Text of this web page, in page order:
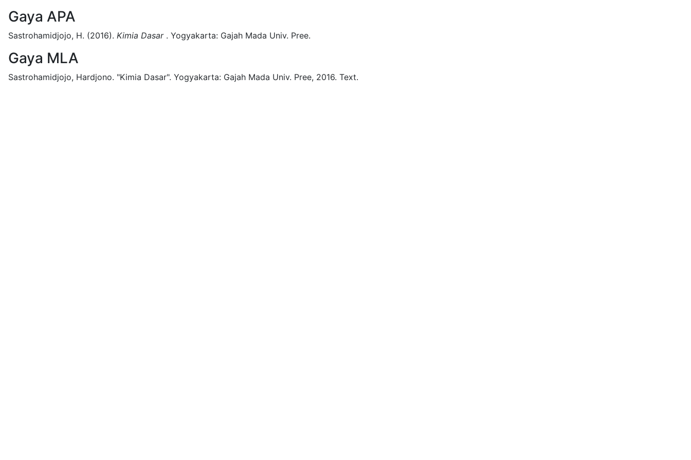
Gaya APA
Sastrohamidjojo, H. (2016). Kimia Dasar. Yogyakarta: Gajah Mada Univ. Pree.
Gaya MLA
Sastrohamidjojo, Hardjono. "Kimia Dasar". Yogyakarta: Gajah Mada Univ. Pree, 2016. Text.